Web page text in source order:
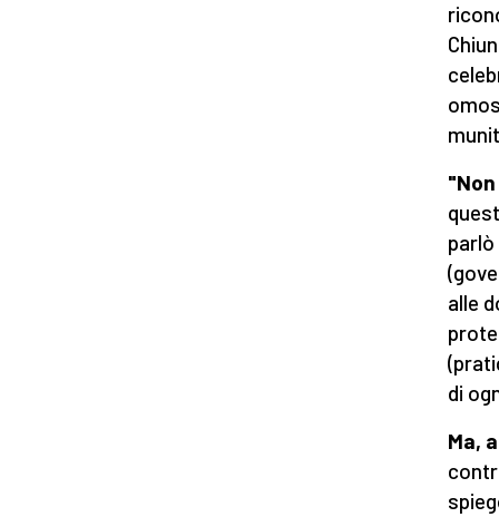
parlò
alle
di
Ma,